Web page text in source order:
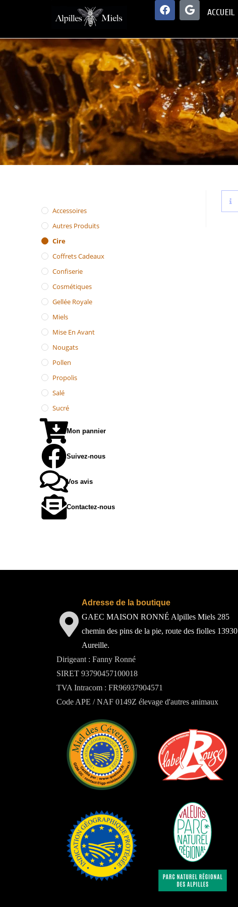
ACCUEIL
Accessoires
Autres Produits
Cire
Coffrets Cadeaux
Confiserie
Cosmétiques
Gellée Royale
Miels
Mise En Avant
Nougats
Pollen
Propolis
Salé
Sucré
Mon pannier
Suivez-nous
Vos avis
Contactez-nous
Adresse de la boutique
GAEC MAISON RONNÉ Alpilles Miels 285
chemin des pins de la pie, route des fiolles 13930
Aureille.
Dirigeant : Fanny Ronné
SIRET 93790457100018
TVA Intracom : FR96937904571
Code APE / NAF 0149Z élevage d'autres animaux